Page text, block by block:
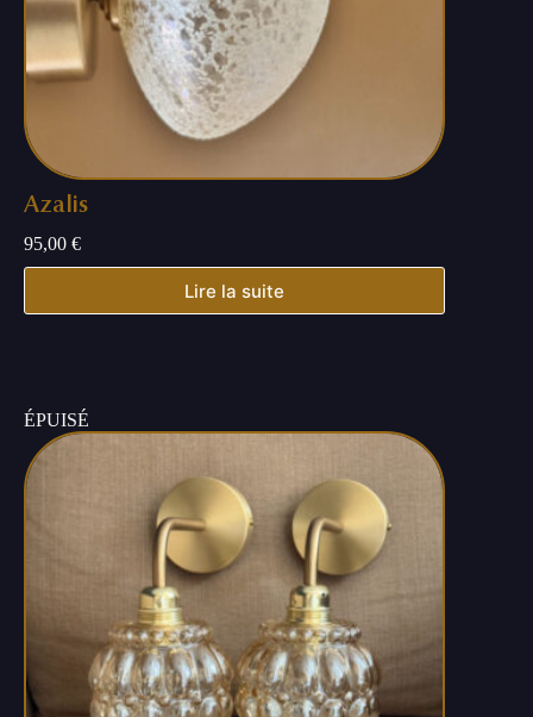
Azalis
95,00 €
Lire la suite
ÉPUISÉ